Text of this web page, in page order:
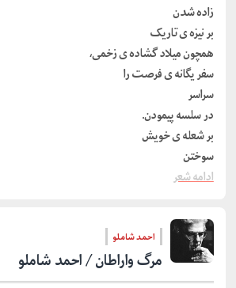
زاده شدن
بر نیزه ی تاریک
همچون میلاد گشاده ی زخمی،
سفر یگانه ی فرصت را
سراسر
در سلسه پیمودن.
بر شعله ی خویش
سوختن
ادامه شعر
احمد شاملو
مرگ واراطان / احمد شاملو